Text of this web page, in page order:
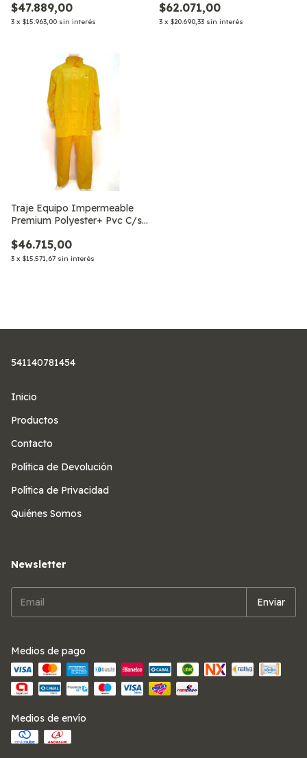
$47.889,00
3 x $15.963,00 sin interés
$62.071,00
3 x $20.690,33 sin interés
Traje Equipo Impermeable
Premium Polyester+ Pvc C/s
$46.715,00
3 x $15.571,67 sin interés
541140781454
Inicio
Productos
Contacto
Política de Devolución
Política de Privacidad
Quiénes Somos
Newsletter
Medios de pago
Medios de envío